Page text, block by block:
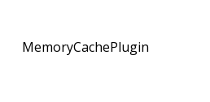
MemoryCachePlugin